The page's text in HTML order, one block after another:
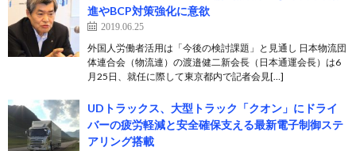
進やBCP対策強化に意欲
2019.06.25
外国人労働者活用は「今後の検討課題」と見通し 日本物流団
体連合会（物流連）の渡邉健二新会長（日本通運会長）は6
月25日、就任に際して東京都内で記者会見[…]
UDトラックス、大型トラック「クオン」にドライ
バーの疲労軽減と安全確保支える最新電子制御ステ
アリング搭載